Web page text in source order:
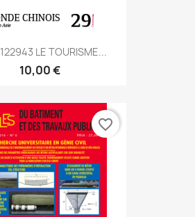
LE TOURISME...
10,00 €
favorite_border